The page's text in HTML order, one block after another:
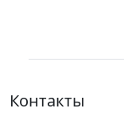
Контакты